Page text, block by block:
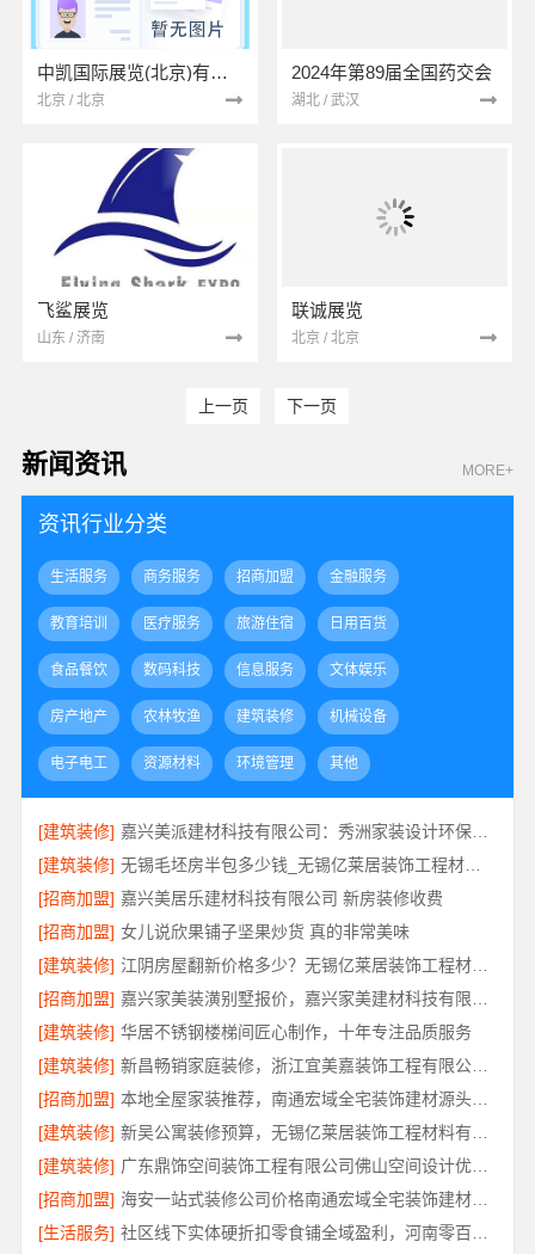
中凯国际展览(北京)有限公司
北京 / 北京
2024年第89届全国药交会
湖北 / 武汉
飞鲨展览
山东 / 济南
联诚展览
北京 / 北京
上一页 下一页
新闻资讯 MORE+
资讯行业分类
生活服务 商务服务 招商加盟 金融服务
教育培训 医疗服务 旅游住宿 日用百货
食品餐饮 数码科技 信息服务 文体娱乐
房产地产 农林牧渔 建筑装修 机械设备
电子电工 资源材料 环境管理 其他
[建筑装修]
嘉兴美派建材科技有限公司：秀洲家装设计环保材料推荐
[建筑装修]
无锡毛坯房半包多少钱_无锡亿莱居装饰工程材料有限公司
[招商加盟] 嘉兴美居乐建材科技有限公司 新房装修收费
[招商加盟] 女儿说欣果铺子坚果炒货 真的非常美味
[建筑装修]
江阴房屋翻新价格多少？无锡亿莱居装饰工程材料有限公司为您算清
[招商加盟]
[建筑装修] 华居不锈钢楼梯间匠心制作，十年专注品质服务
[建筑装修]
新昌畅销家庭装修，浙江宜美嘉装饰工程有限公司品质保障
[招商加盟]
本地全屋家装推荐，南通宏域全宅装饰建材源头品控保障
[建筑装修]
[建筑装修]
广东鼎饰空间装饰工程有限公司佛山空间设计优惠活动
[招商加盟]
海安一站式装修公司价格南通宏域全宅装饰建材有限公司
[生活服务]